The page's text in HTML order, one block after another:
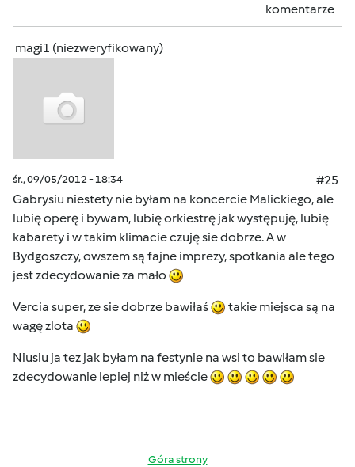
komentarze
magi1 (niezweryfikowany)
śr., 09/05/2012 - 18:34
#25
Gabrysiu niestety nie byłam na koncercie Malickiego, ale
lubię operę i bywam, lubię orkiestrę jak występuję, lubię
kabarety i w takim klimacie czuję sie dobrze. A w
Bydgoszczy, owszem są fajne imprezy, spotkania ale tego
jest zdecydowanie za mało
Vercia super, ze sie dobrze bawiłaś
takie miejsca są na
wagę zlota
Niusiu ja tez jak byłam na festynie na wsi to bawiłam sie
zdecydowanie lepiej niż w mieście
Góra strony